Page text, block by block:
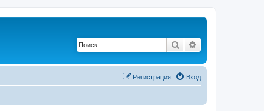
Поиск
Вход
Регистрация